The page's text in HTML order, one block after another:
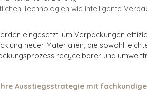
Technologien wie intelligente
eingesetzt, um Verpackungen
neuer Materialien, die sowohl
recycelbarer und
Ausstiegsstrategie mit